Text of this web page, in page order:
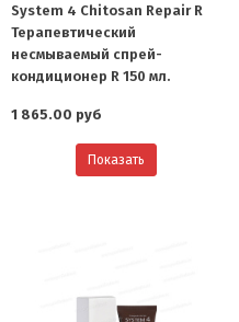
System 4 Chitosan Repair R
Терапевтический
несмываемый спрей-
кондиционер R 150 мл.
1 865.00 руб
Показать